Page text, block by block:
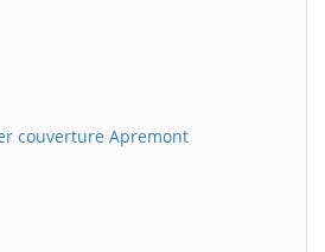
couverture Apremont